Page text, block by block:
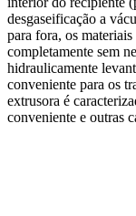
desgaseificação a
para fora, os
completamente sem
hidraulicamente
conveniente para os
extrusora é
conveniente e outras